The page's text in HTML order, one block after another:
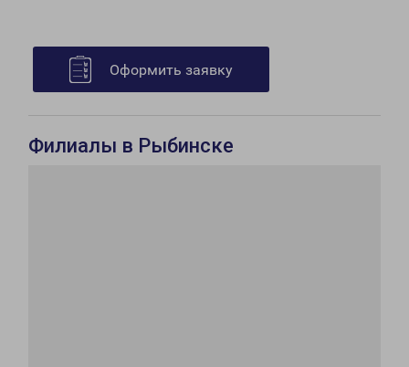
Оформить заявку
Филиалы в Рыбинске